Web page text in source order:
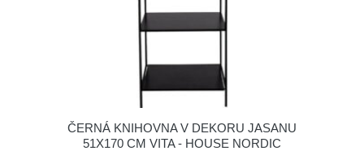
ČERNÁ KNIHOVNA V DEKORU JASANU
51X170 CM VITA - HOUSE NORDIC